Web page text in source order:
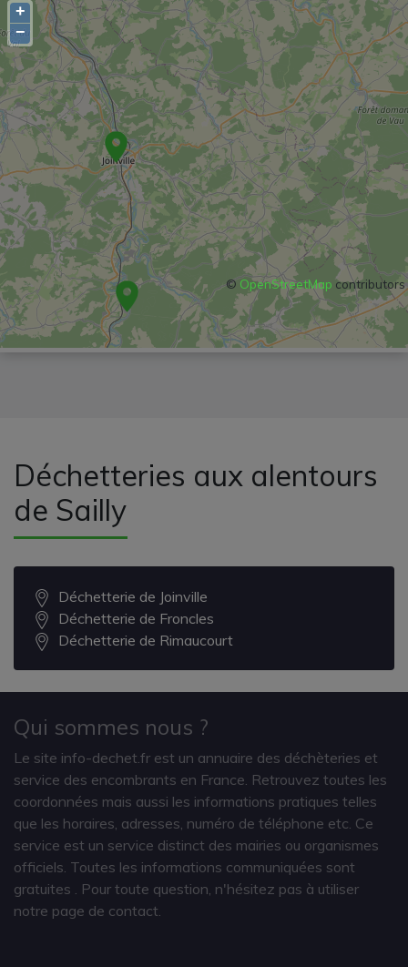
+
−
© OpenStreetMap contributors
Déchetteries aux alentours
de Sailly
Déchetterie de Joinville
Déchetterie de Froncles
Déchetterie de Rimaucourt
Qui sommes nous ?
Le site info-dechet.fr est un annuaire des déchèteries et
service des encombrants en France. Retrouvez toutes les
coordonnées mais aussi les informations pratiques telles
que les horaires, adresses, numéro de téléphone etc. Ce
service est un service distinct des mairies ou organismes
officiels. Toutes les informations communiquées sont
gratuites
. Pour toute question, n'hésitez pas à utiliser
notre page de contact.